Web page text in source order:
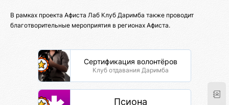
В рамках проекта Афиста Лаб Клуб Даримба также проводит
благотворительные мероприятия в регионах Афиста.
Сертификация волонтёров
Клуб отдавания Даримба
Псиона